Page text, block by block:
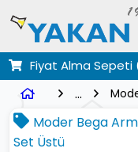
Fiyat Alma Sepeti
...
Moder Bega
Set Üstü